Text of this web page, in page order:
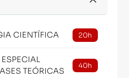
CIENTÍFICA 20h
TEÓRICAS
40h